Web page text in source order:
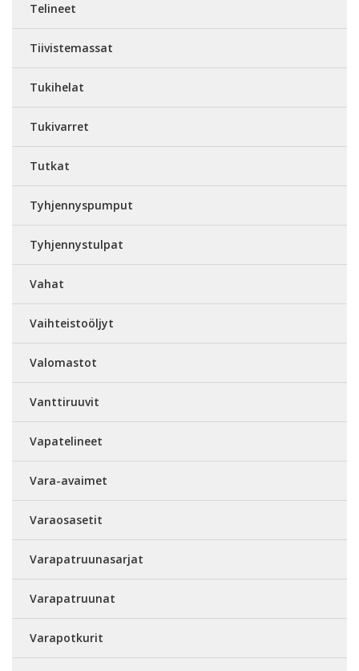
Telineet
Tiivistemassat
Tukihelat
Tukivarret
Tutkat
Tyhjennyspumput
Tyhjennystulpat
Vahat
Vaihteistoöljyt
Valomastot
Vanttiruuvit
Vapatelineet
Vara-avaimet
Varaosasetit
Varapatruunasarjat
Varapatruunat
Varapotkurit